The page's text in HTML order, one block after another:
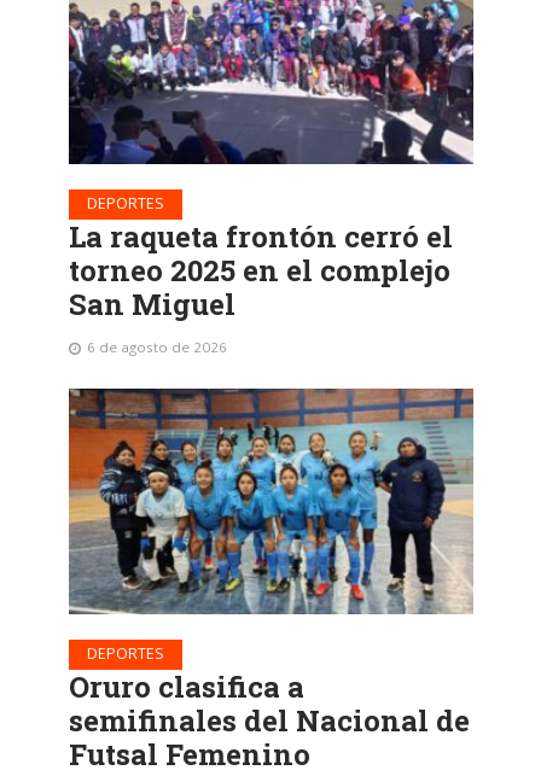
DEPORTES
La raqueta frontón cerró el
torneo 2025 en el complejo
San Miguel
6 de agosto de 2026
DEPORTES
Oruro clasifica a
semifinales del Nacional de
Futsal Femenino